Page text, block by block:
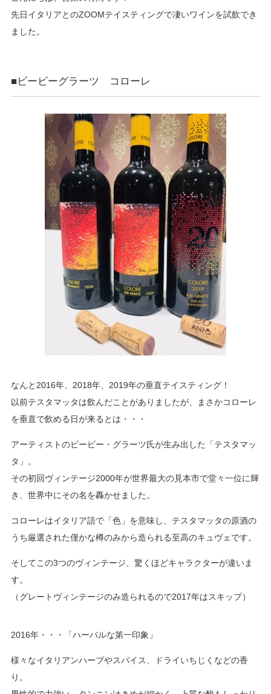
先日イタリアとのZOOMテイスティングで凄いワインを試飲でき
ました。
■ビービーグラーツ コローレ
なんと2016年、2018年、2019年の垂直テイスティング！
以前テスタマッタは飲んだことがありましたが、まさかコローレ
を垂直で飲める日が来るとは・・・
アーティストのビービー・グラーツ氏が生み出した「テスタマッ
タ」。
その初回ヴィンテージ2000年が世界最大の見本市で堂々一位に輝
き、世界中にその名を轟かせました。
コローレはイタリア語で「色」を意味し、テスタマッタの原酒の
うち厳選された僅かな樽のみから造られる至高のキュヴェです。
そしてこの3つのヴィンテージ、驚くほどキャラクターが違いま
す。
（グレートヴィンテージのみ造られるので2017年はスキップ）
2016年・・・「ハーバルな第一印象」
様々なイタリアンハーブやスパイス、ドライいちじくなどの香
り。